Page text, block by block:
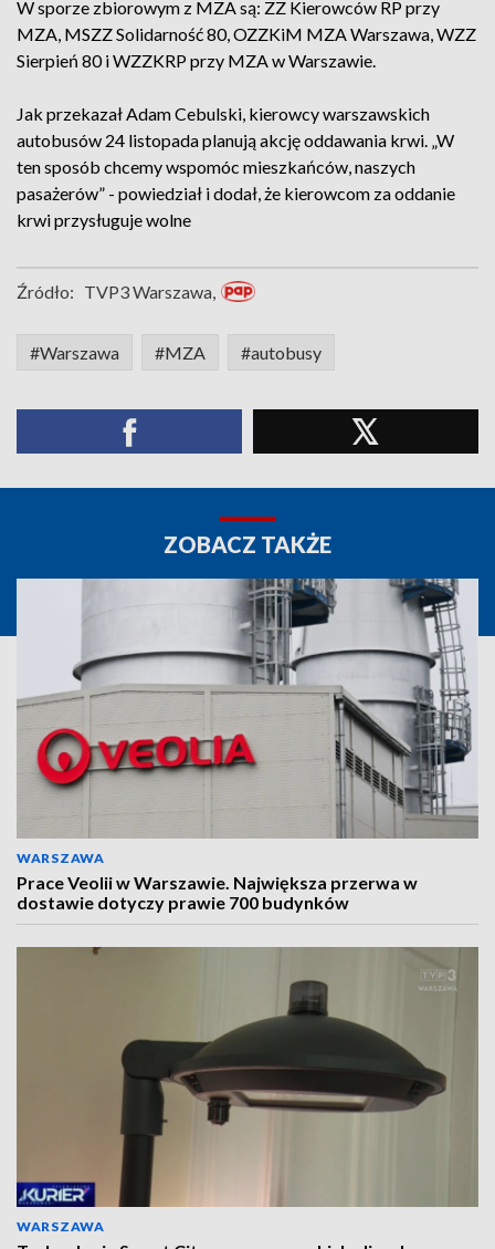
W sporze zbiorowym z MZA są: ZZ Kierowców RP przy
MZA, MSZZ Solidarność 80, OZZKiM MZA Warszawa, WZZ
Sierpień 80 i WZZKRP przy MZA w Warszawie.
Jak przekazał Adam Cebulski, kierowcy warszawskich
autobusów 24 listopada planują akcję oddawania krwi. „W
ten sposób chcemy wspomóc mieszkańców, naszych
pasażerów” - powiedział i dodał, że kierowcom za oddanie
krwi przysługuje wolne
Źródło: TVP3 Warszawa,
#Warszawa #MZA #autobusy
ZOBACZ TAKŻE
WARSZAWA
Prace Veolii w Warszawie. Największa przerwa w
dostawie dotyczy prawie 700 budynków
WARSZAWA